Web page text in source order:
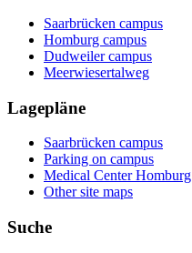
Saarbrücken campus
Homburg campus
Dudweiler campus
Meerwiesertalweg
Lagepläne
Saarbrücken campus
Parking on campus
Medical Center Homburg
Other site maps
Suche